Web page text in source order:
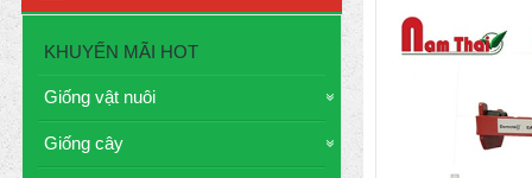
KHUYẾN MÃI HOT
Giống vật nuôi
Giống cây